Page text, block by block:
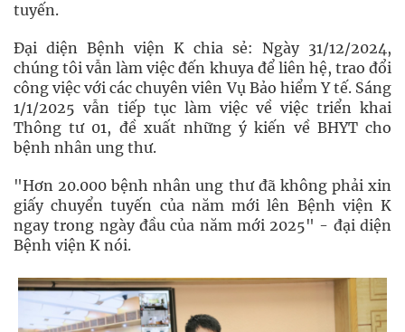
tuyến.
Đại diện Bệnh viện K chia sẻ: Ngày 31/12/2024,
chúng tôi vẫn làm việc đến khuya để liên hệ, trao đổi
công việc với các chuyên viên Vụ Bảo hiểm Y tế. Sáng
1/1/2025 vẫn tiếp tục làm việc về việc triển khai
Thông tư 01, đề xuất những ý kiến về BHYT cho
bệnh nhân ung thư.
"Hơn 20.000 bệnh nhân ung thư đã không phải xin
giấy chuyển tuyến của năm mới lên Bệnh viện K
ngay trong ngày đầu của năm mới 2025" - đại diện
Bệnh viện K nói.